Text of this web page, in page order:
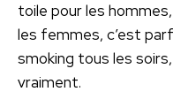
toile pour les
les femmes, c’est
smoking tous les
vraiment.